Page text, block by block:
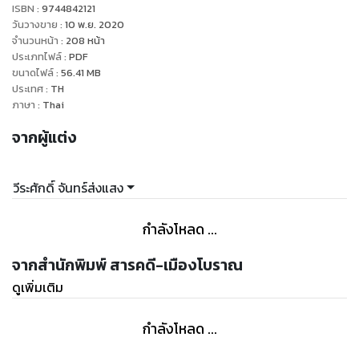
ISBN : 9744842121
วันวางขาย : 10 พ.ย. 2020
จำนวนหน้า : 208 หน้า
ประเภทไฟล์: PDF
ขนาดไฟล์: 56.41 MB
ประเทศ: TH
ภาษา : Thai
จากผู้แต่ง
วีระศักดิ์ จันทร์ส่งแสง
กำลังโหลด ...
จากสำนักพิมพ์ สารคดี-เมืองโบราณ
ดูเพิ่มเติม
กำลังโหลด ...